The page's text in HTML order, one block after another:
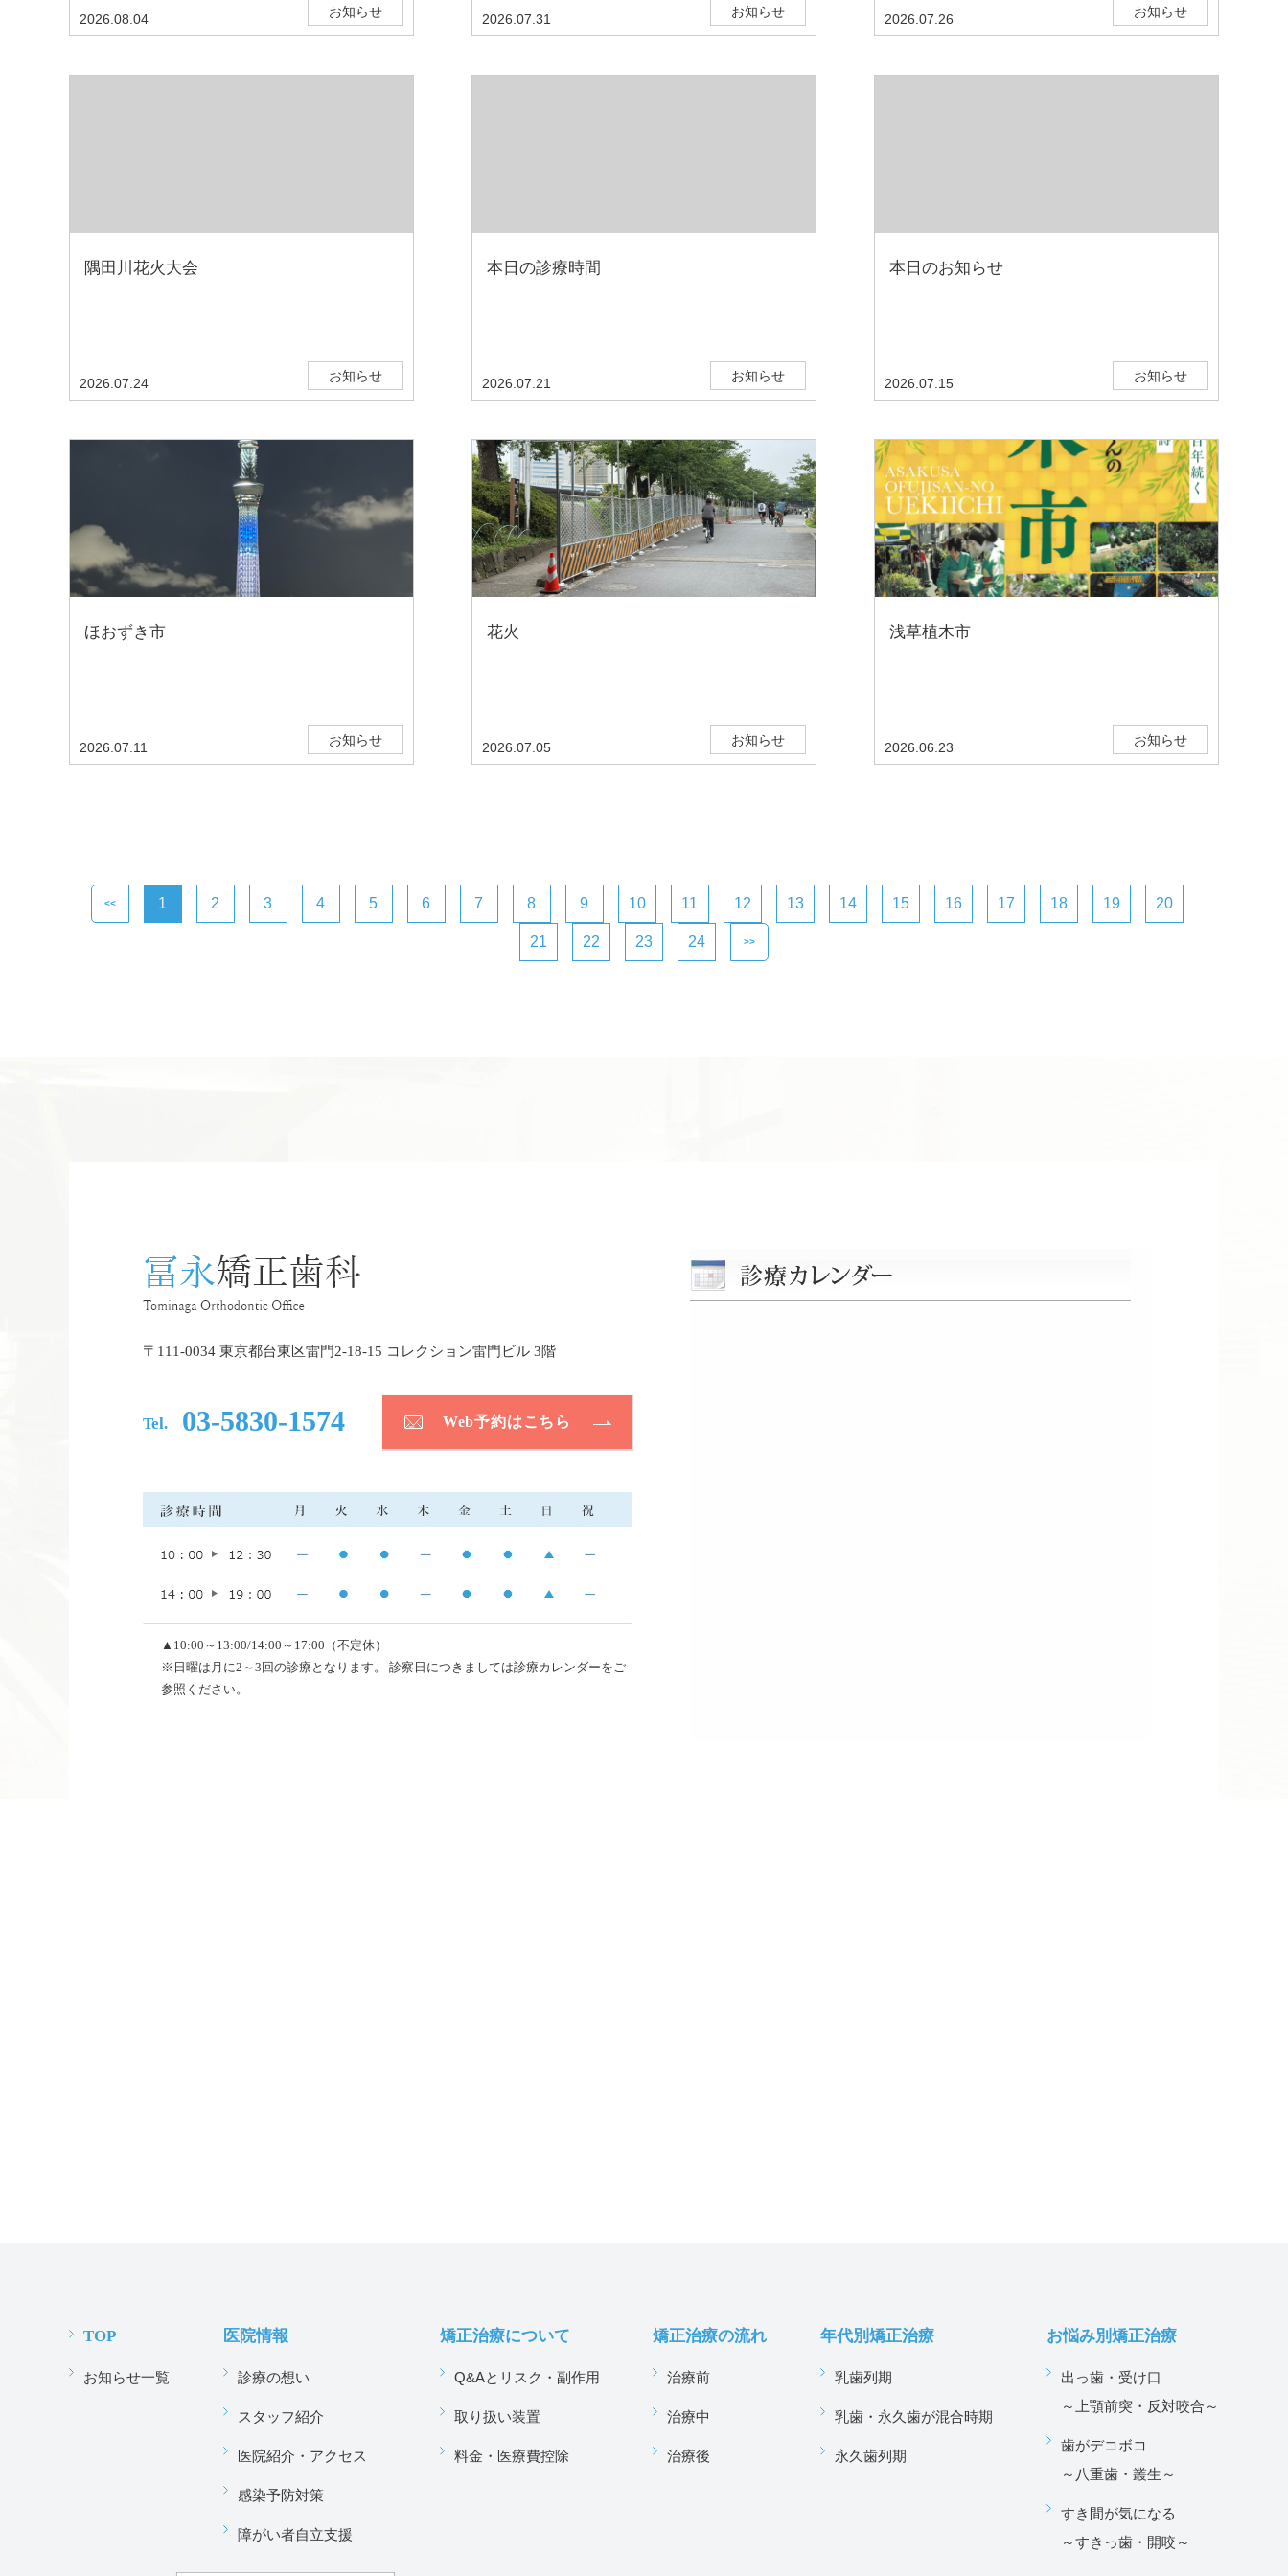
2026.08.04 お知らせ 2026.07.31 お知らせ 2026.07.26 お知らせ
隅田川花火大会
2026.07.24 お知らせ
本日の診療時間
2026.07.21 お知らせ
本日のお知らせ
2026.07.15 お知らせ
ほおずき市
2026.07.11 お知らせ
花火
2026.07.05 お知らせ
浅草植木市
2026.06.23 お知らせ
<< 1 2 3 4 5 6 7 8 9 10 11 12 13 14 15 16 17 18 19 20
21 22 23 24 >>
〒111-0034 東京都台東区雷門2-18-15 コレクション雷門ビル 3階
Tel. 03-5830-1574 Web予約はこちら
▲10:00～13:00/14:00～17:00（不定休）
※日曜は月に2～3回の診療となります。 診察日につきましては診療カレンダーをご
参照ください。
TOP
お知らせ一覧
医院情報
診療の想い
スタッフ紹介
医院紹介・アクセス
感染予防対策
障がい者自立支援
矯正治療について
Q&Aとリスク・副作用
取り扱い装置
料金・医療費控除
矯正治療の流れ
治療前
治療中
治療後
年代別矯正治療
乳歯列期
乳歯・永久歯が混合時期
永久歯列期
お悩み別矯正治療
出っ歯・受け口
～上顎前突・反対咬合～
歯がデコボコ
～八重歯・叢生～
すき間が気になる
～すきっ歯・開咬～